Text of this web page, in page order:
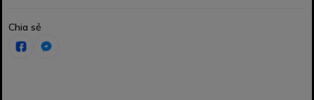
Chia sẻ